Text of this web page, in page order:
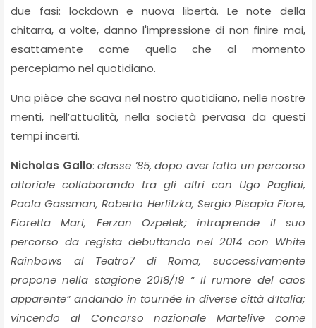
due fasi: lockdown e nuova libertà. Le note della
chitarra, a volte, danno l'impressione di non finire mai,
esattamente come quello che al momento
percepiamo nel quotidiano.
Una pièce che scava nel nostro quotidiano, nelle nostre
menti, nell’attualità, nella società pervasa da questi
tempi incerti.
Nicholas Gallo: classe ’85, dopo aver fatto un percorso
attoriale collaborando tra gli altri con Ugo Pagliai,
Paola Gassman, Roberto Herlitzka, Sergio Pisapia Fiore,
Fioretta Mari, Ferzan Ozpetek; intraprende il suo
percorso da regista debuttando nel 2014 con White
Rainbows al Teatro7 di Roma, successivamente
propone nella stagione 2018/19 “ Il rumore del caos
apparente” andando in tournée in diverse città d’Italia;
vincendo al Concorso nazionale Martelive come